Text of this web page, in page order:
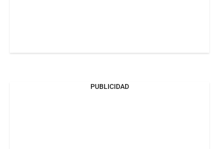
PUBLICIDAD